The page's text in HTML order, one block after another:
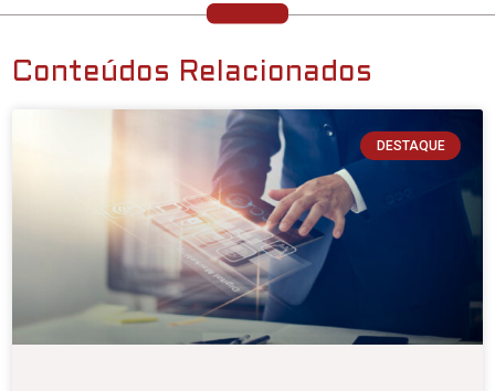
Conteúdos Relacionados
DESTAQUE